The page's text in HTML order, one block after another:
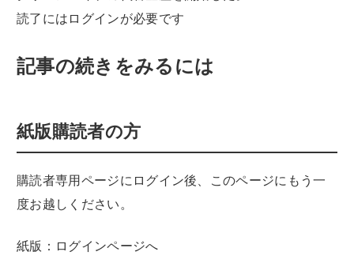
読了にはログインが必要です
記事の続きをみるには
紙版購読者の方
購読者専用ページにログイン後、このページにもう一
度お越しください。
紙版：ログインページへ